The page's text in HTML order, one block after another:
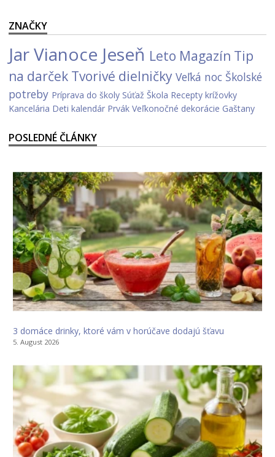
ZNAČKY
JarVianoce Jeseň Leto Magazín Tip
na darček Tvorivé dielničky Veľká noc Školské
potreby Príprava do školy Súťaž Škola Recepty krížovky
Kancelária Deti kalendár Prvák Veľkonočné dekorácie Gaštany
POSLEDNÉ ČLÁNKY
3 domáce drinky, ktoré vám v horúčave dodajú šťavu
5. August 2026